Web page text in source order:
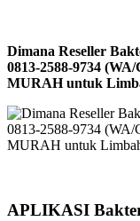
Dimana Reseller
0813-2588-9734
MURAH untuk
APLIKASI